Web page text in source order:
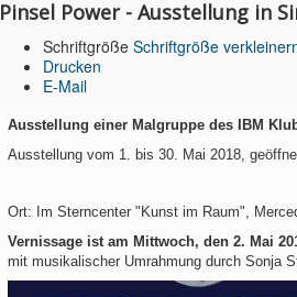
Pinsel Power - Ausstellung in
Schriftgröße Schriftgröße
Drucken
E-Mail
Ausstellung einer Malgruppe des IBM
Ausstellung vom 1. bis 30. Mai 2018,
Ort: Im Sterncenter "Kunst im Raum",
Vernissage ist am Mittwoch, den 2. Mai
mit musikalischer Umrahmung durch Sonja